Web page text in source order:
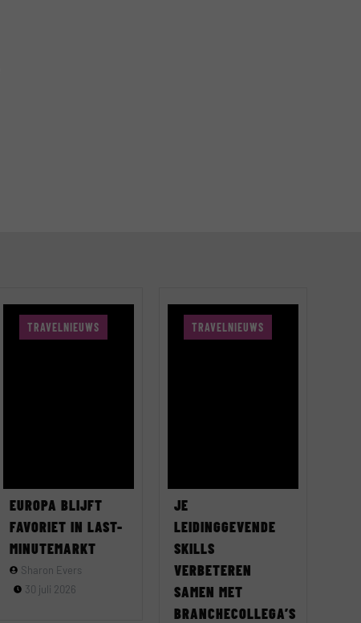
TRAVELNIEUWS
EUROPA BLIJFT
FAVORIET IN LAST-
MINUTEMARKT
Sharon Evers
30 juli 2026
TRAVELNIEUWS
JE
LEIDINGGEVENDE
SKILLS
VERBETEREN
SAMEN MET
BRANCHECOLLEGA’S